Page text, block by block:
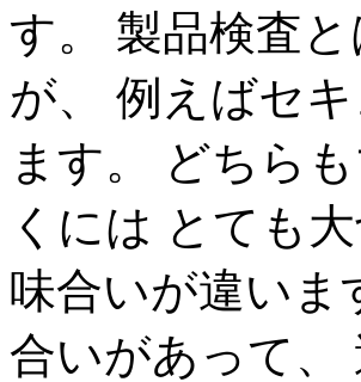
す。 製品検査
が、 例えばセ
ます。 どちら
くには とても
味合いが違いま
合いがあって、